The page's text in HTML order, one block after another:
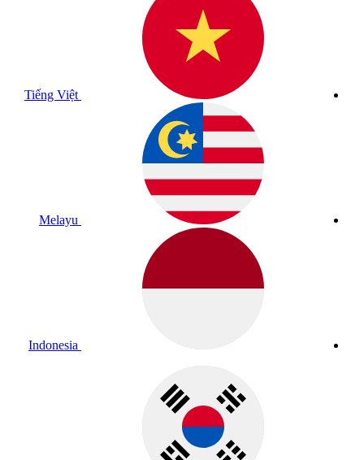
Tiếng Việt
Melayu
Indonesia